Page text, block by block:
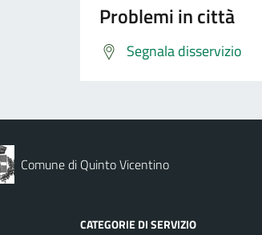
Problemi in città
Segnala disservizio
Comune di Quinto Vicentino
CATEGORIE DI SERVIZIO